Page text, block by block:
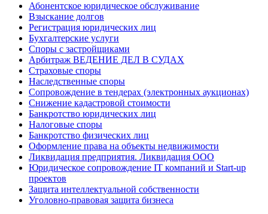
Абонентское юридическое обслуживание
Взыскание долгов
Регистрация юридических лиц
Бухгалтерские услуги
Споры с застройщиками
Арбитраж ВЕДЕНИЕ ДЕЛ В СУДАХ
Страховые споры
Наследственные споры
Сопровождение в тендерах (электронных аукционах)
Снижение кадастровой стоимости
Банкротство юридических лиц
Налоговые споры
Банкротство физических лиц
Оформление права на объекты недвижимости
Ликвидация предприятия. Ликвидация ООО
Юридическое сопровождение IT компаний и Start-up
проектов
Защита интеллектуальной собственности
Уголовно-правовая защита бизнеса